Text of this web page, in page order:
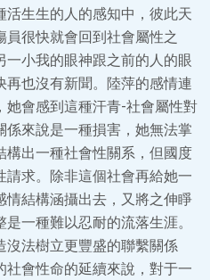
生生的人的感知中，彼此天
很快就會回到社會屬性之
一小我的眼神跟之前的人的眼
也沒有新聞。陸萍的感情連
她會感到這種汗青-社會屬性對
係來說是一種損害，她無法掌
構出一種社會性關系，但國度
請求。除非這個社會再給她一
情結構涵攝出去，又將之伸睜
一種難以忍耐的流落生涯。
沒法樹立更豐盛的聯繫關係
會性命的延續來說，對于一